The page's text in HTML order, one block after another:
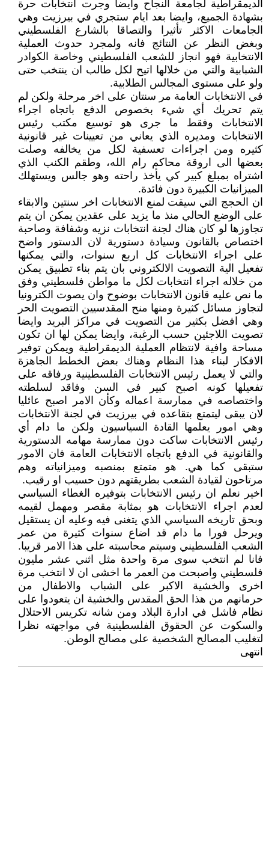
الديمقراطية لجامعة النجاح وايضا وجرت انتخابات حرة
بشهادة الجميع، وايضا بعد ايام ستجري في بيرزيت وهي
الجامعات الاكثر تأثيرا والتصاقا بالشارع الفلسطيني
وبغض النظر عن النتائج فانه ولمجرد حدوث العملية
الانتخابية فهو انجاز للشعب الفلسطيني وخاصة الكوادر
الشبابية والتي من خلالها اتيح لكل طالب ان ينتخب حتى
ولو على مستوى المجالس الطلابية.
في الانتخابات العامة مر سنتان على اخر مرحلة ولكن لم
يتم تحريك أي شيء بخصوص الدفع باتجاه اجراء
الانتخابات وفقط ما جرى هو توسيع مكتب رئيس
الانتخابات ومديره الذي يعاني من تعيينات غير قانونية
كثيره ومن اجراءات تعسفية لكل من يخالفه وصلت
بعضها الى اروقة محاكم رام الله، وطقم الكنب الذي
اشتراه بمبلغ كبير كي يأخذ راحته وهو جالس ويستهلك
الميزانيات الكبيرة دون فائدة.
ان الحجج التي سيقت لمنع الانتخابات اخر سنتين والابقاء
على الوضع الحالي منذ ما يزيد على عقدين يمكن ان يتم
تجاوزها لو كان هناك لجنة انتخابات نزيه وشفافة وصاحبة
اختصاص بالقانون وسيادة دستورية لان الدستور واضح
على اجراء الانتخابات كل اربع سنوات، والتي يمكنها
تفعيل الية التصويت الالكتروني بان يتم بناء تطبيق يمكن
من خلاله اجراء انتخابات لكل ما مواطن فلسطيني وفق
ما نص عليه قانون الانتخابات بوضوح وان يصوت الكترونيا
لتجاوز مسائل كثيرة ومنها منح المقدسيين التصويت الحر
وهي افضل بكثير من التصويت في مراكز البريد وايضا
تصويت اللاجئين حسب الرغبة، وايضا يمكن لها ان تكون
مساحة وافية لانتظام العملية الديمقراطية ويمكن توفير
الافكار لبناء هذا النظام وهناك بعض الخطط الجاهزة
والتي لا يعمل رئيس الانتخابات الفلسطينية ورفاقه على
تفعيلها كونه اصبح كبير في السن وفاقد لسلطته
واختصاصه في ممارسة اعماله وكأن الامر اصبح عائليا
لان يبقى ليتمتع بتقاعده في بيرزيت في لجنة الانتخابات
وهي امور يعلمها القادة السياسيون ولكن ما دام أي
رئيس الانتخابات ساكت دون ممارسة مهامه الدستورية
والقانونية في الدفع باتجاه الانتخابات العامة فان الامور
ستبقى كما هي. هو متمتع بمنصبه وميزانياته وهم
مرتاحون لقيادة الشعب بطريقتهم دون حسيب او رقيب.
اخير نعلم ان رئيس الانتخابات بتوفيره الغطاء السياسي
لعدم اجراء الانتخابات هو بمثابة مقصر ومهمل لقيمه
وبحق تاريخه السياسي الذي يتغنى فيه وعليه ان يستقيل
ويرحل فورا ما دام قد اضاع سنوات كثيرة من عمر
الشعب الفلسطيني وسيتم محاسبته على هذا الامر قريبا.
فانا لم انتخب سوى مرة واحدة مثل اثني عشر مليون
فلسطيني واصبحت من العمر ما اخشى ان لا انتخب مرة
اخرى والخشية الاكبر على الشباب والاطفال من
حرمانهم من هذا الحق المقدس والخشية ان يتعودوا على
نظام فاشل في ادارة البلاد ومن شانه تكريس الاحتلال
والسكوت عن الحقوق الفلسطينية في مواجهته نظرا
لتغليب المصالح الشخصية على مصالح الوطن.
انتهى